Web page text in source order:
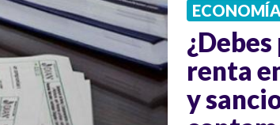
renta
y